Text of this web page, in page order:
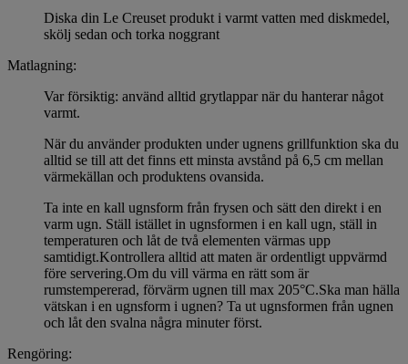
Diska din Le Creuset produkt i varmt vatten med diskmedel,
skölj sedan och torka noggrant
Matlagning:
Var försiktig: använd alltid grytlappar när du hanterar något
varmt.
När du använder produkten under ugnens grillfunktion ska du
alltid se till att det finns ett minsta avstånd på 6,5 cm mellan
värmekällan och produktens ovansida.
Ta inte en kall ugnsform från frysen och sätt den direkt i en
varm ugn. Ställ istället in ugnsformen i en kall ugn, ställ in
temperaturen och låt de två elementen värmas upp
samtidigt.Kontrollera alltid att maten är ordentligt uppvärmd
före servering.Om du vill värma en rätt som är
rumstempererad, förvärm ugnen till max 205°C.Ska man hälla
vätskan i en ugnsform i ugnen? Ta ut ugnsformen från ugnen
och låt den svalna några minuter först.
Rengöring: